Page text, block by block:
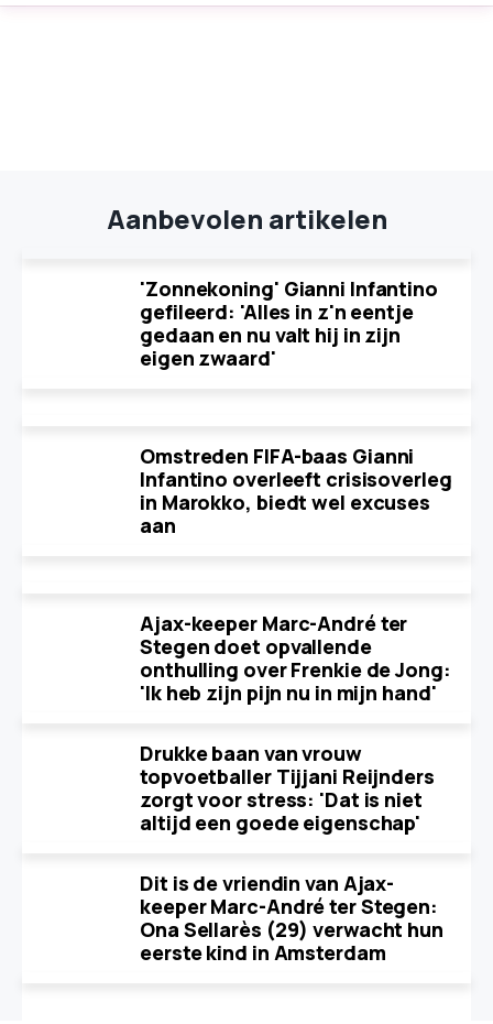
Aanbevolen artikelen
'Zonnekoning' Gianni Infantino
gefileerd: 'Alles in z'n eentje
gedaan en nu valt hij in zijn
eigen zwaard'
Omstreden FIFA-baas Gianni
Infantino overleeft crisisoverleg
in Marokko, biedt wel excuses
aan
Ajax-keeper Marc-André ter
Stegen doet opvallende
onthulling over Frenkie de Jong:
'Ik heb zijn pijn nu in mijn hand'
Drukke baan van vrouw
topvoetballer Tijjani Reijnders
zorgt voor stress: 'Dat is niet
altijd een goede eigenschap'
Dit is de vriendin van Ajax-
keeper Marc-André ter Stegen:
Ona Sellarès (29) verwacht hun
eerste kind in Amsterdam